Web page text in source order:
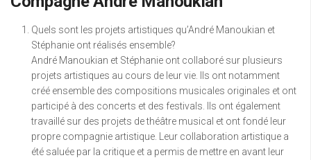
Quels sont les projets artistiques qu’André Manoukian et
Stéphanie ont réalisés ensemble?
André Manoukian et Stéphanie ont collaboré sur plusieurs
projets artistiques au cours de leur vie. Ils ont notamment
créé ensemble des compositions musicales originales et ont
participé à des concerts et des festivals. Ils ont également
travaillé sur des projets de théâtre musical et ont fondé leur
propre compagnie artistique. Leur collaboration artistique a
été saluée par la critique et a permis de mettre en avant leur